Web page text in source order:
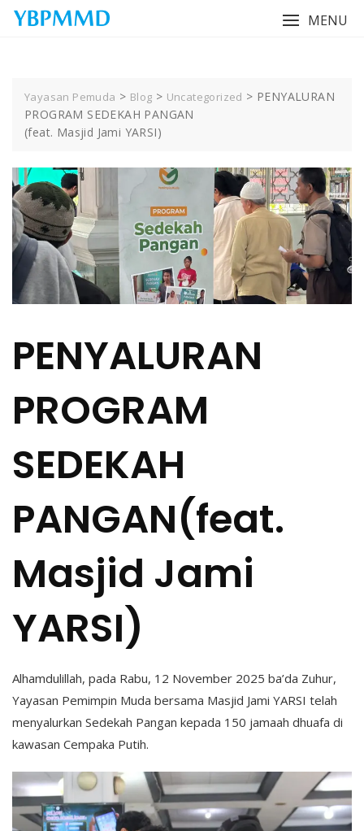
Skip
MENU
Yayasan Pemuda > Blog > Uncategorized > PENYALURAN
PROGRAM SEDEKAH PANGAN
(feat. Masjid Jami YARSI)
PENYALURAN
PROGRAM
SEDEKAH
PANGAN(feat.
Masjid Jami
YARSI)
Alhamdulillah, pada Rabu, 12 November 2025 ba’da Zuhur,
Yayasan Pemimpin Muda bersama Masjid Jami YARSI telah
menyalurkan Sedekah Pangan kepada 150 jamaah dhuafa di
kawasan Cempaka Putih.